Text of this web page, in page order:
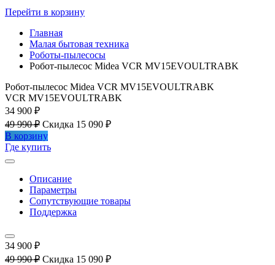
Перейти в корзину
Главная
Малая бытовая техника
Роботы-пылесосы
Робот-пылесос Midea VCR MV15EVOULTRABK
Робот-пылесос Midea VCR MV15EVOULTRABK
VCR MV15EVOULTRABK
34 900 ₽
49 990 ₽ Скидка 15 090 ₽
В корзину
Где купить
Описание
Параметры
Сопутствующие товары
Поддержка
34 900 ₽
49 990 ₽ Скидка 15 090 ₽